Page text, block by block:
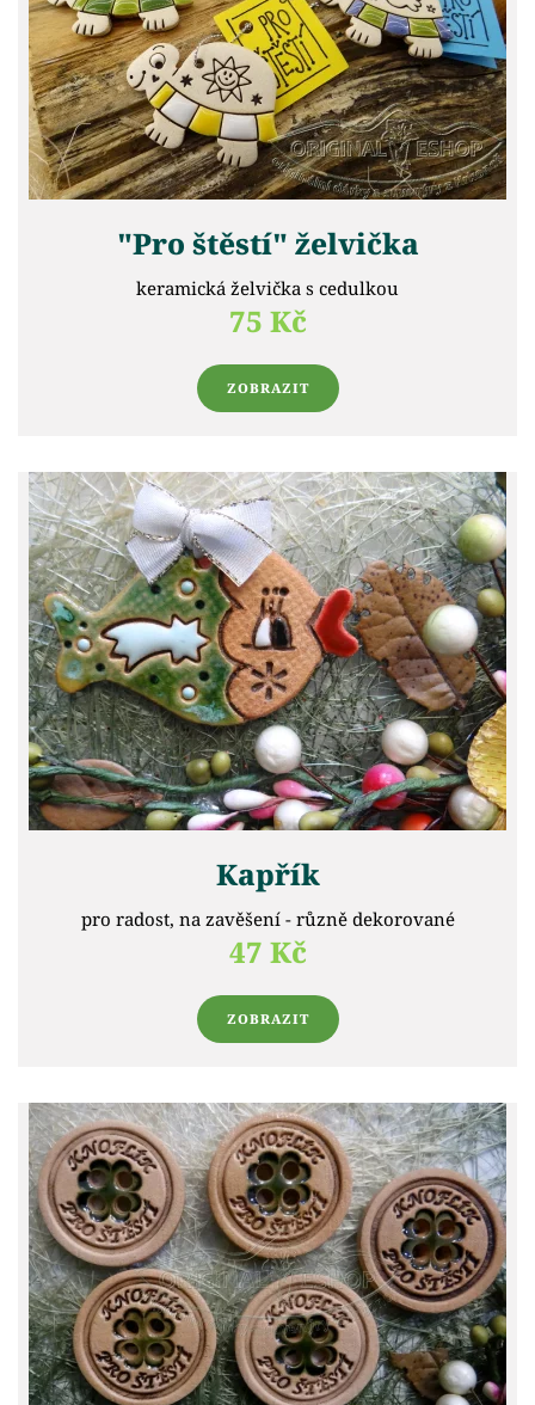
"Pro štěstí" želvička
keramická želvička s cedulkou
75 Kč
ZOBRAZIT
Kapřík
pro radost, na zavěšení - různě dekorované
47 Kč
ZOBRAZIT